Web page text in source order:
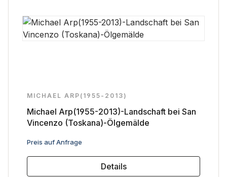
MICHAEL ARP(1955-2013)
Michael Arp(1955-2013)-Landschaft bei San
Vincenzo (Toskana)-Ölgemälde
Regulärer Preis:
Preis auf Anfrage
Details